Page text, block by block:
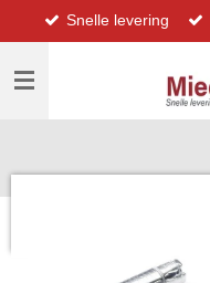
direct
naar
hoofdinhoud
Snelle levering